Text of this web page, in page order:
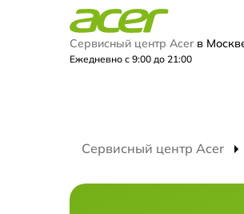
Сервисный центр Acer в
Ежедневно с 9:00 до 21:00
Сервисный центр Acer